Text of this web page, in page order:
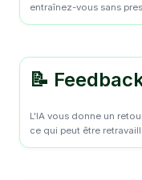
entraînez-vous sans
📝
L'IA vous donne un
ce qui peut être